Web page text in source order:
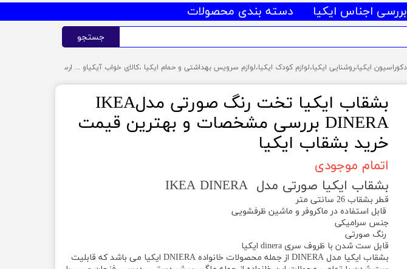
جستجو
بررسی اجناس ایکیا دسته بندی محصولات
بشقاب ایکیا تخت رنگ صورتی مدلIKEA
DINERA بررسی مشخصات و بهترین قیمت
خرید بشقاب ایکیا
اتمام موجودی
بشقاب ایکیا صورتی مدل IKEA DINERA
قطر بشقاب 26 سانتی متر
قابل استفاده در ماکروفر و ماشین ظرفشویی
جنس سرامیکی
رنگ صورتی
قابل ست شدن با ظروف سری dinera ایکیا
بشقاب ایکیا مدل DINERA از جمله محصولات خانواده DNIERA ایکیا می باشد که قابلیت